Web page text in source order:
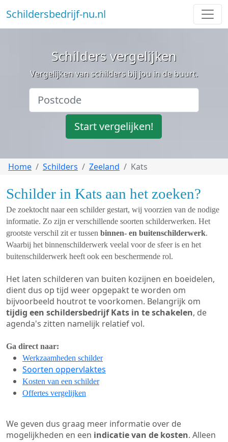
Schildersbedrijf-nu.nl
Schilders vergelijken
Vergelijken van schilders bij jou in de buurt.
Start vergelijken!
Home Schilders Zeeland Kats
Schilder in Kats aan het zoeken?
De zoektocht naar een schilder gestart, wij voorzien van de nodige
informatie. Zo zijn er verschillende soorten schilderwerken. Het
grootste verschil zit er tussen binnen- en buitenschilderwerk.
Waarbij het binnenschilderwerk veelal voor de sfeer is en het
buitenschilderwerk heeft ook een beschermende rol.
Het laten schilderen van buiten kozijnen en boeidelen,
dient dus op tijd weer opgepakt te worden om
bijvoorbeeld houtrot te voorkomen. Belangrijk om
tijdig een schildersbedrijf Kats in te schakelen, de
agenda's zitten namelijk relatief vol.
Ga direct naar:
Werkzaamheden schilder
Soorten oppervlaktes
Kosten van een schilder
Offertes vergelijken
We geven dus graag meer informatie over de
mogelijkheden en een indicatie van de kosten. Alleen